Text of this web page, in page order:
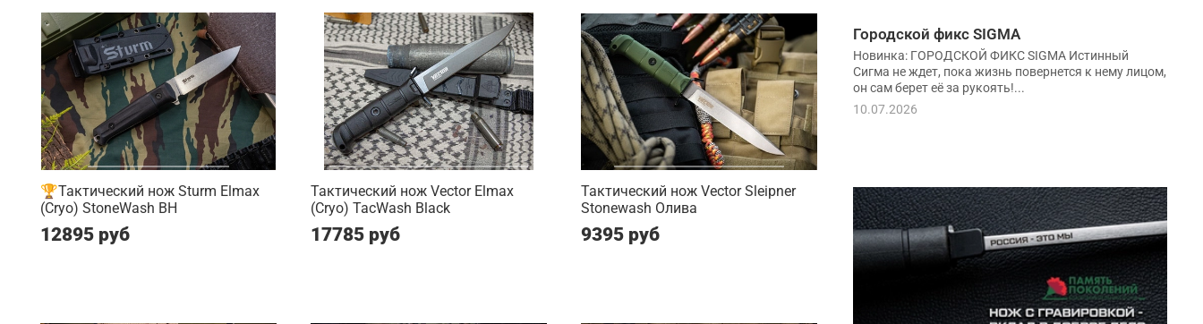
🏆Тактический нож Sturm Elmax
(Cryo) StoneWash BH
12895 руб
Тактический нож Vector Elmax
(Cryo) TacWash Black
17785 руб
Тактический нож Vector Sleipner
Stonewash Олива
9395 руб
Городской фикс SIGMA
Новинка: ГОРОДСКОЙ ФИКС SIGMA Истинный
Сигма не ждет, пока жизнь повернется к нему лицом,
он сам берет её за рукоять!...
10.07.2026